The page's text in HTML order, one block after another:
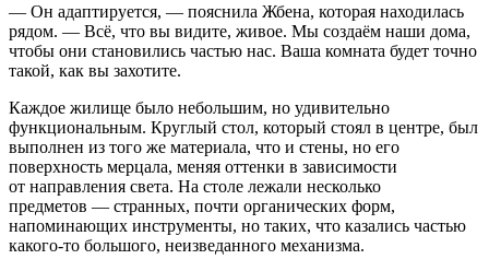
— Он адаптируется, — пояснила Жбена, которая находилась
рядом. — Всё, что вы видите, живое. Мы создаём наши дома,
чтобы они становились частью нас. Ваша комната будет точно
такой, как вы захотите.
Каждое жилище было небольшим, но удивительно
функциональным. Круглый стол, который стоял в центре, был
выполнен из того же материала, что и стены, но его
поверхность мерцала, меняя оттенки в зависимости
от направления света. На столе лежали несколько
предметов — странных, почти органических форм,
напоминающих инструменты, но таких, что казались частью
какого-то большого, неизведанного механизма.